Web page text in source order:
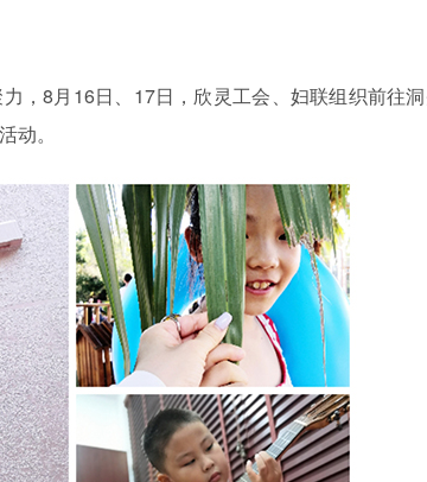
，8月16日、17日，欣灵工会、妇联组织前往
动。